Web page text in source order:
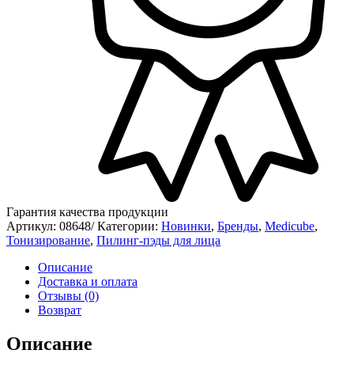
Гарантия качества продукции
Артикул: 08648/ Категории: Новинки, Бренды, Medicube,
Тонизирование, Пилинг-пэды для лица
Описание
Доставка и оплата
Отзывы (0)
Возврат
Описание